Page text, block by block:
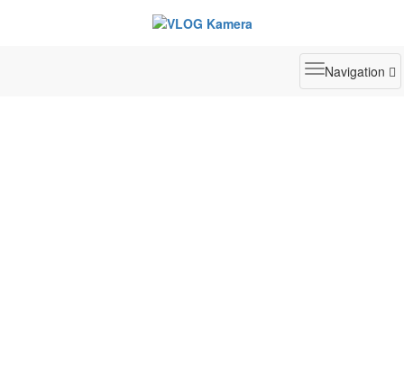
Toggle
Navigation